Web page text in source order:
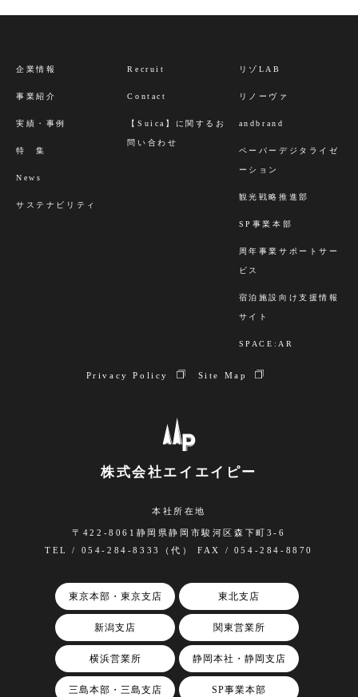
株式会社エイエイピー
本社所在地
〒422-8061静岡県静岡市駿河区森下町3-6
TEL / 054-284-8333（代） FAX / 054-284-8870
東京本部・東京支店 東北支店
新潟支店 関東営業所
横浜営業所 静岡本社・静岡支店
三島本部・三島支店 SP事業本部
企業情報
事業紹介
実績・事例
特 集
News
サステナビリティ
Recruit
Contact
【Suica】に関するお
問い合わせ
リゾLAB
リノーヴァ
andbrand
ペーパーデジタライゼ
ーション
観光戦略推進部
SP事業本部
周年事業サポートサー
ビス
宿泊施設向け支援情報
サイト
SPACE:AR
Privacy Policy Site Map